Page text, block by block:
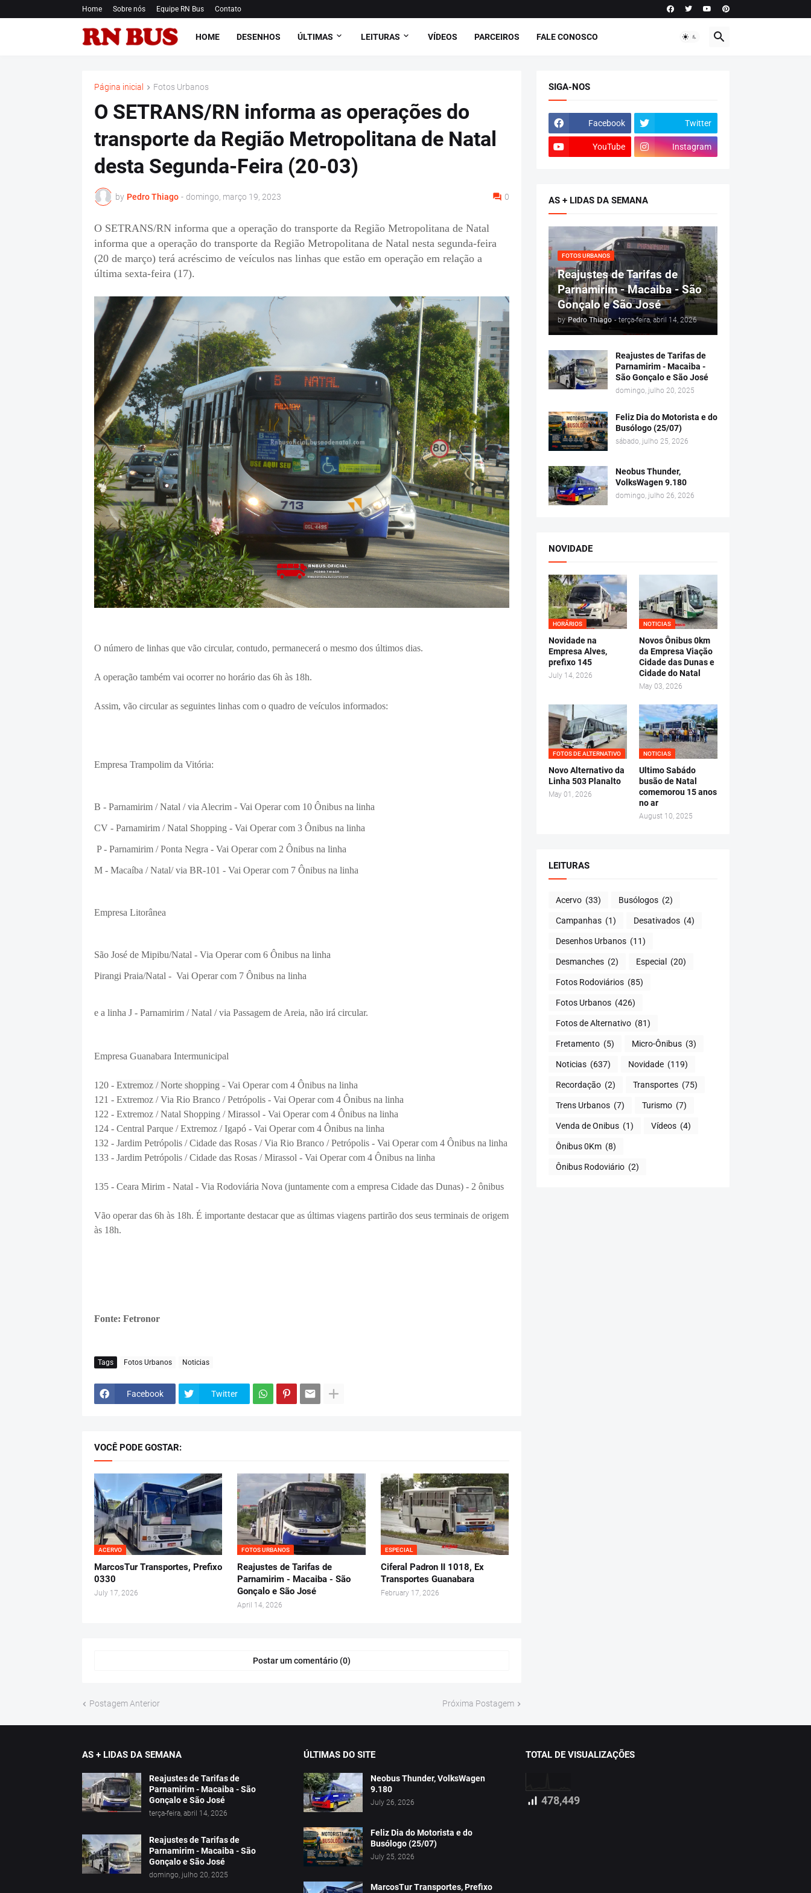
Home Sobre nós Equipe RN Bus Contato
HOME DESENHOS ÚLTIMAS LEITURAS VÍDEOS PARCEIROS FALE CONOSCO
Página inicial Fotos Urbanos
O SETRANS/RN informa as operações do
transporte da Região Metropolitana de Natal
desta Segunda-Feira (20-03)
by Pedro Thiago - domingo, março 19, 2023 0
O SETRANS/RN informa que a operação do transporte da Região Metropolitana de Natal
informa que a operação do transporte da Região Metropolitana de Natal nesta segunda-feira
(20 de março) terá acréscimo de veículos nas linhas que estão em operação em relação a
última sexta-feira (17).
O número de linhas que vão circular, contudo, permanecerá o mesmo dos últimos dias.
A operação também vai ocorrer no horário das 6h às 18h.
Assim, vão circular as seguintes linhas com o quadro de veículos informados:
Empresa Trampolim da Vitória:
B - Parnamirim / Natal / via Alecrim - Vai Operar com 10 Ônibus na linha
CV - Parnamirim / Natal Shopping - Vai Operar com 3 Ônibus na linha
P - Parnamirim / Ponta Negra - Vai Operar com 2 Ônibus na linha
M - Macaíba / Natal/ via BR-101 - Vai Operar com 7 Ônibus na linha
Empresa Litorânea
São José de Mipibu/Natal - Via Operar com 6 Ônibus na linha
Pirangi Praia/Natal - Vai Operar com 7 Ônibus na linha
e a linha J - Parnamirim / Natal / via Passagem de Areia, não irá circular.
Empresa Guanabara Intermunicipal
120 - Extremoz / Norte shopping - Vai Operar com 4 Ônibus na linha
121 - Extremoz / Via Rio Branco / Petrópolis - Vai Operar com 4 Ônibus na linha
122 - Extremoz / Natal Shopping / Mirassol - Vai Operar com 4 Ônibus na linha
124 - Central Parque / Extremoz / Igapó -Vai Operar com 4 Ônibus na linha
132 - Jardim Petrópolis / Cidade das Rosas / Via Rio Branco / Petrópolis- Vai Operar com 4 Ônibus na linha
133 - Jardim Petrópolis / Cidade das Rosas / Mirassol - Vai Operar com 4 Ônibus na linha
135 - Ceara Mirim - Natal - Via Rodoviária Nova (juntamente com a empresa Cidade das Dunas) - 2 ônibus
Vão operar das 6h às 18h. É importante destacar que as últimas viagens partirão dos seus terminais de origem
às 18h.
Fonte: Fetronor
Tags Fotos Urbanos Noticias
Facebook Twitter
VOCÊ PODE GOSTAR:
ACERVO
MarcosTur Transportes, Prefixo
0330
July 17, 2026
FOTOS URBANOS
Reajustes de Tarifas de
Parnamirim - Macaiba - São
Gonçalo e São José
April 14, 2026
ESPECIAL
Ciferal Padron II 1018, Ex
Transportes Guanabara
February 17, 2026
Postar um comentário (0)
Postagem Anterior Próxima Postagem
SIGA-NOS
Facebook Twitter
YouTube Instagram
AS + LIDAS DA SEMANA
FOTOS URBANOS
Reajustes de Tarifas de
Parnamirim - Macaiba - São
Gonçalo e São José
by Pedro Thiago - terça-feira, abril 14, 2026
Reajustes de Tarifas de
Parnamirim - Macaiba -
São Gonçalo e São José
domingo, julho 20, 2025
Feliz Dia do Motorista e do
Busólogo (25/07)
sábado, julho 25, 2026
Neobus Thunder,
VolksWagen 9.180
domingo, julho 26, 2026
NOVIDADE
HORÁRIOS
Novidade na
Empresa Alves,
prefixo 145
July 14, 2026
NOTICIAS
Novos Ônibus 0km
da Empresa Viação
Cidade das Dunas e
Cidade do Natal
May 03, 2026
FOTOS DE ALTERNATIVO
Novo Alternativo da
Linha 503 Planalto
May 01, 2026
NOTICIAS
Ultimo Sabádo
busão de Natal
comemorou 15 anos
no ar
August 10, 2025
LEITURAS
Acervo (33) Busólogos (2)
Campanhas (1) Desativados (4)
Desenhos Urbanos (11)
Desmanches (2) Especial (20)
Fotos Rodoviários (85)
Fotos Urbanos (426)
Fotos de Alternativo (81)
Fretamento (5) Micro-Ônibus (3)
Noticias (637) Novidade (119)
Recordação (2) Transportes (75)
Trens Urbanos (7) Turismo (7)
Venda de Onibus (1) Vídeos (4)
Ônibus 0Km (8)
Ônibus Rodoviário (2)
AS + LIDAS DA SEMANA
Reajustes de Tarifas de
Parnamirim - Macaiba - São
Gonçalo e São José
terça-feira, abril 14, 2026
Reajustes de Tarifas de
Parnamirim - Macaiba - São
Gonçalo e São José
domingo, julho 20, 2025
ÚLTIMAS DO SITE
Neobus Thunder, VolksWagen
9.180
July 26, 2026
Feliz Dia do Motorista e do
Busólogo (25/07)
July 25, 2026
MarcosTur Transportes, Prefixo
TOTAL DE VISUALIZAÇÕES
478,449